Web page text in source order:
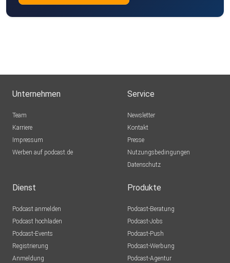
Facebook:
https://www.facebook.com/beziehungscoachpetra
Unternehmen
Team
Karriere
Impressum
Werben auf podcast.de
Service
Newsletter
Kontakt
Presse
Nutzungsbedingungen
Datenschutz
Dienst
Podcast anmelden
Podcast hochladen
Podcast-Events
Registrierung
Anmeldung
Produkte
Podcast-Beratung
Podcast-Jobs
Podcast-Push
Podcast-Werbung
Podcast-Agentur